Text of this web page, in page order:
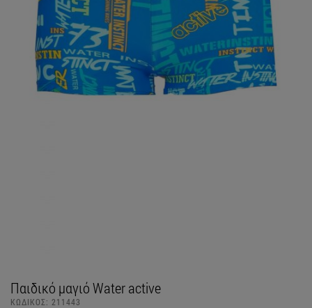
Παιδικό μαγιό Water active
ΚΩΔΙΚΟΣ: 211443